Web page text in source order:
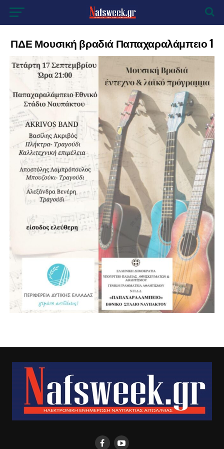
ΠΔΕ Μουσική βραδιά Παπαχαραλάμπειο 1